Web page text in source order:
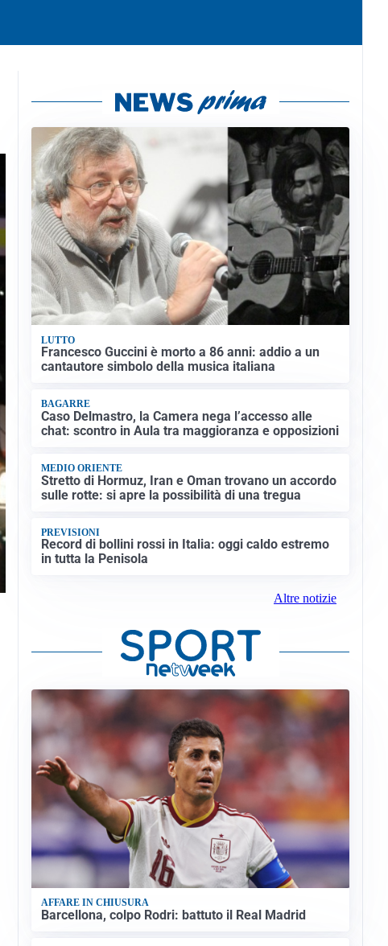
LUTTO
Francesco Guccini è morto a 86 anni: addio a un
cantautore simbolo della musica italiana
BAGARRE
Caso Delmastro, la Camera nega l’accesso alle
chat: scontro in Aula tra maggioranza e opposizioni
MEDIO ORIENTE
Stretto di Hormuz, Iran e Oman trovano un accordo
sulle rotte: si apre la possibilità di una tregua
PREVISIONI
Record di bollini rossi in Italia: oggi caldo estremo
in tutta la Penisola
Altre notizie
AFFARE IN CHIUSURA
Barcellona, colpo Rodri: battuto il Real Madrid